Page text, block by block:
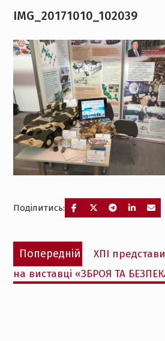
IMG_20171010_102039
Поділитись:
Навігація
записів
Попередній
Попередній
запис:
ХПІ
на виставці «ЗБРОЯ ТА